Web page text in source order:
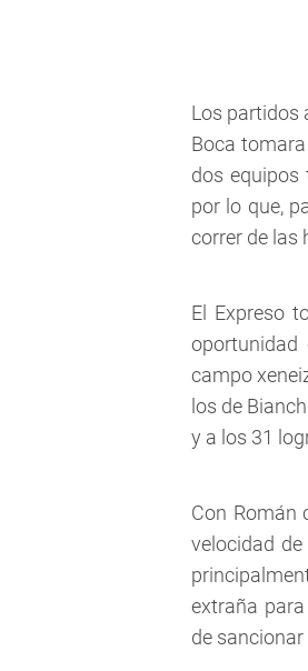
Los partidos
Boca
dos equipos
por lo que,
correr de las
El Expreso
oportunidad
campo
los de
y a los 31
Con Román
velocidad
extraña
de